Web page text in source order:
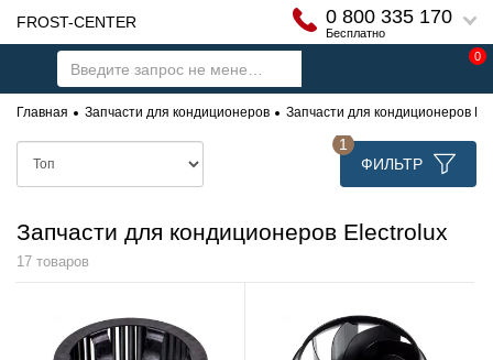
FROST-CENTER 0 800 335 170
Бесплатно
0
Главная Запчасти для кондиционеров Запчасти для кондиционеров
ФИЛЬТР
1
Запчасти для кондиционеров Electrolux
17 товаров